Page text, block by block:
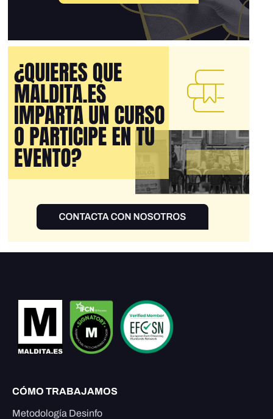
CÓMO TRABAJAMOS
Metodología Desinfo